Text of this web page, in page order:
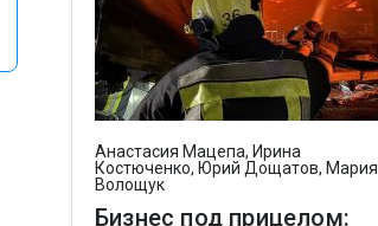
Анастасия Мацепа, Ирина
Костюченко, Юрий Дощатов, Мария
Волощук
Бизнес под прицелом: